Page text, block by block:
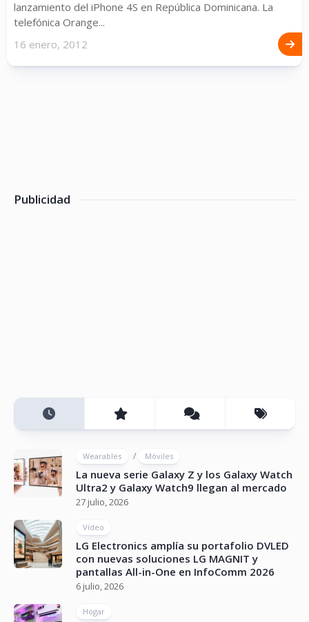
lanzamiento del iPhone 4S en República Dominicana. La
telefónica Orange...
16 enero, 2012
Publicidad
Wearables / Móviles
La nueva serie Galaxy Z y los Galaxy Watch
Ultra2 y Galaxy Watch9 llegan al mercado
27 julio, 2026
Vídeo
LG Electronics amplía su portafolio DVLED
con nuevas soluciones LG MAGNIT y
pantallas All-in-One en InfoComm 2026
6 julio, 2026
Hogar